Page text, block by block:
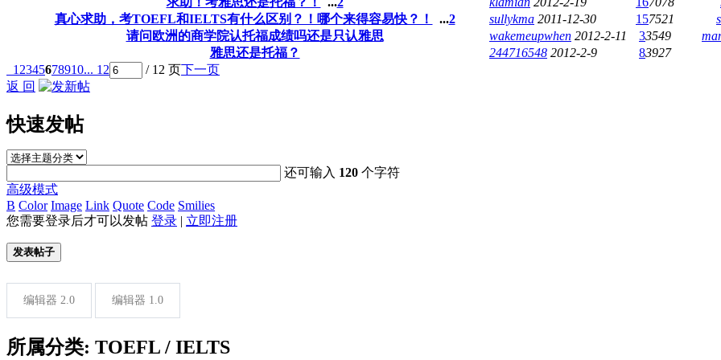
真心求助，考TOEFL和IELTS有什么区别？！哪个来得容易快？！
...2 sullykma 2011-12-30 157521
请问欧洲的商学院认托福成绩吗还是只认雅思
wakemeupwhen 2012-2-11 33549
雅思还是托福？
244716548 2012-2-9 83927
1 2345678910... 12 / 12 页下一页
返 回
快速发帖
还可输入 120 个字符
高级模式
B Color Image Link Quote Code Smilies
您需要登录后才可以发帖 登录 | 立即注册
发表帖子
编辑器 2.0 编辑器 1.0
所属分类: TOEFL / IELTS